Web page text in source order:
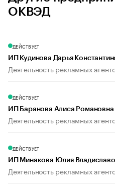
ОКВЭД
ДЕЙСТВУЕТ
ИП Кудинова Дарья
Деятельность рекламных
ДЕЙСТВУЕТ
ИП Баранова Алиса Романовна
Деятельность рекламных
ДЕЙСТВУЕТ
ИП Минакова Юлия
Деятельность рекламных